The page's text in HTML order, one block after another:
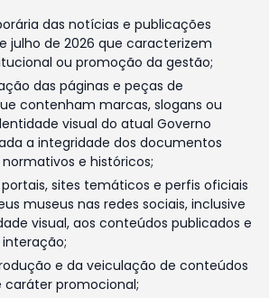
das notícias e publicações
julho de 2026 que caracterizem
ou promoção da gestão;
das páginas e peças de
contenham marcas, slogans ou
visual do atual Governo
a integridade dos documentos
e históricos;
sites temáticos e perfis oficiais
museus nas redes sociais, inclusive
visual, aos conteúdos publicados e
e da veiculação de conteúdos
caráter promocional;